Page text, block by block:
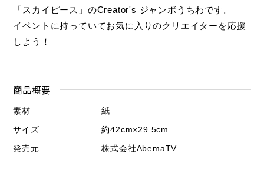
「スカイピース」のCreator's ジャンボうちわです。
イベントに持っていてお気に入りのクリエイターを応援
しよう！
商品概要
素材
紙
サイズ
約42cm×29.5cm
発売元
株式会社AbemaTV